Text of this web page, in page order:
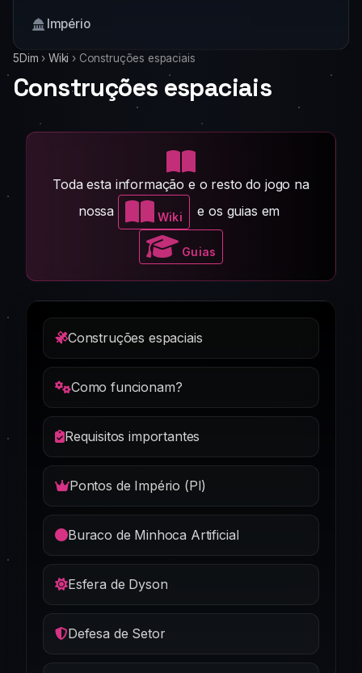
Império
5Dim › Wiki › Construções espaciais
Construções espaciais
Toda esta informação e o resto do jogo na
nossa
Wiki e os guias em
Guias
Construções espaciais
Como funcionam?
Requisitos importantes
Pontos de Império (PI)
Buraco de Minhoca Artificial
Esfera de Dyson
Defesa de Setor